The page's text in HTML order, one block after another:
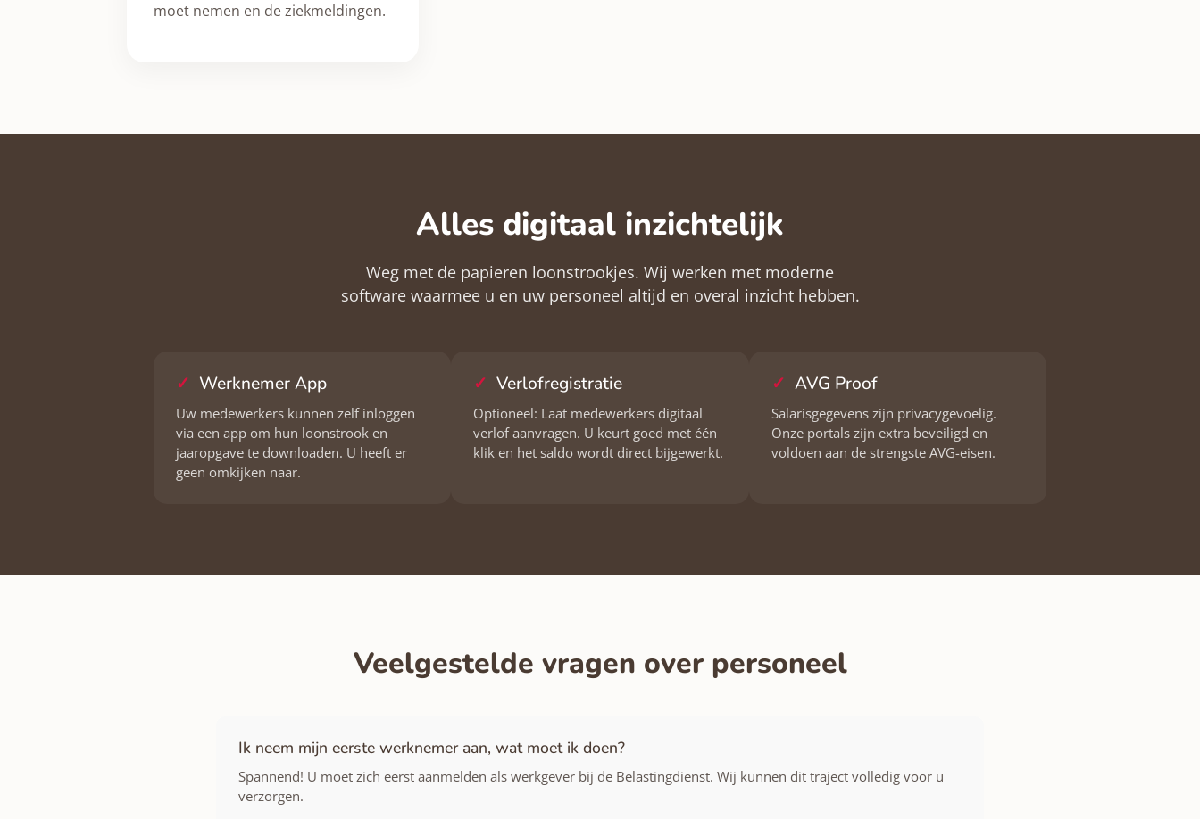
moet nemen en de ziekmeldingen.
Alles digitaal inzichtelijk
Weg met de papieren loonstrookjes. Wij werken met moderne
software waarmee u en uw personeel altijd en overal inzicht hebben.
Werknemer App
Uw medewerkers kunnen zelf inloggen
via een app om hun loonstrook en
jaaropgave te downloaden. U heeft er
geen omkijken naar.
Verlofregistratie
Optioneel: Laat medewerkers digitaal
verlof aanvragen. U keurt goed met één
klik en het saldo wordt direct bijgewerkt.
AVG Proof
Salarisgegevens zijn privacygevoelig.
Onze portals zijn extra beveiligd en
voldoen aan de strengste AVG-eisen.
Veelgestelde vragen over personeel
Ik neem mijn eerste werknemer aan, wat moet ik doen?
Spannend! U moet zich eerst aanmelden als werkgever bij de Belastingdienst. Wij kunnen dit traject volledig voor u
verzorgen.